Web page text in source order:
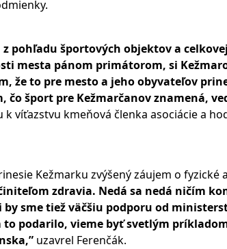
z pohľadu športových objektov a
mesta pánom primátorom, si
že to pre mesto a jeho obyvateľov
čo šport pre Kežmarčanov znamená,
víťazstvu kmeňová členka asociácie a
Kežmarku zvýšený záujem o
zdravia. Nedá sa nedá ničím
sme tiež väčšiu podporu od
podarilo, vieme byť svetlým
uzavrel Ferenčák.